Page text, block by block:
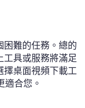
困難的任務。總的
工具或服務將滿足
擇桌面視頻下載工
合您。